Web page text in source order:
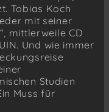
Tobias Koch
mit seiner
mittlerweile CD
Und wie immer
Studien
Muss für